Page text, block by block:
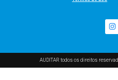
AUDITAR todos os direitos